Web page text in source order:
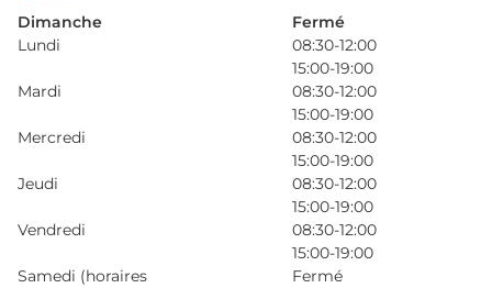
Dimanche
Fermé
Lundi
08:30-12:00
15:00-19:00
Mardi
08:30-12:00
15:00-19:00
Mercredi
08:30-12:00
15:00-19:00
Jeudi
08:30-12:00
15:00-19:00
Vendredi
08:30-12:00
15:00-19:00
Samedi (horaires
Fermé